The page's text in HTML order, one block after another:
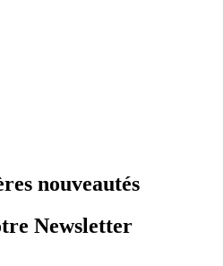
nouveautés
Newsletter